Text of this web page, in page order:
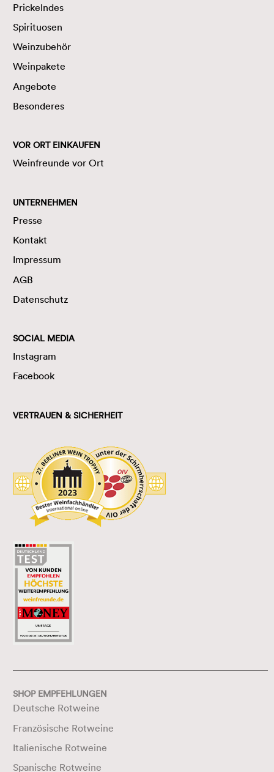
Prickelndes
Spirituosen
Weinzubehör
Weinpakete
Angebote
Besonderes
VOR ORT EINKAUFEN
Weinfreunde vor Ort
UNTERNEHMEN
Presse
Kontakt
Impressum
AGB
Datenschutz
SOCIAL MEDIA
Instagram
Facebook
VERTRAUEN & SICHERHEIT
SHOP EMPFEHLUNGEN
Deutsche Rotweine
Französische Rotweine
Italienische Rotweine
Spanische Rotweine